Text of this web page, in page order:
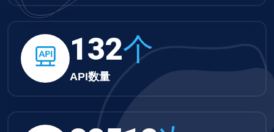
132个
API数量